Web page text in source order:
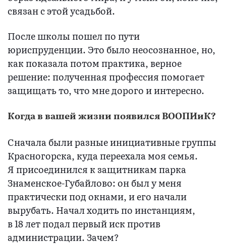
связан с этой усадьбой.
После школы пошел по пути
юриспруденции. Это было неосознанное, но,
как показала потом практика, верное
решение: полученная профессия помогает
защищать то, что мне дорого и интересно.
Когда в вашей жизни появился ВООПИиК?
Сначала были разные инициативные группы
Красногорска, куда переехала моя семья.
Я присоединился к защитникам парка
Знаменское-Губайлово: он был у меня
практически под окнами, и его начали
вырубать. Начал ходить по инстанциям,
в 18 лет подал первый иск против
администрации. Зачем?